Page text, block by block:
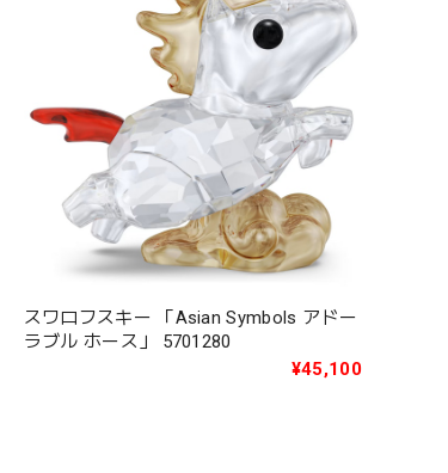
スワロフスキー 「Asian Symbols アドー
ラブル ホース」 5701280
¥45,100